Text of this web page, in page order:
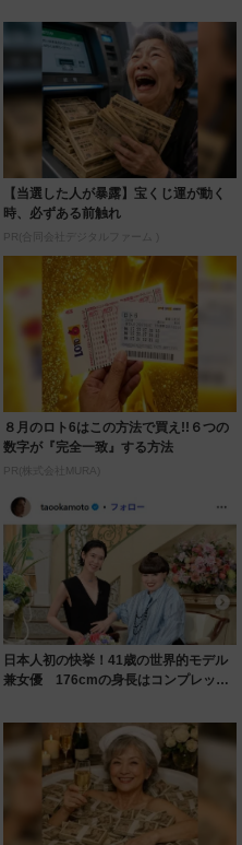
【当選した人が暴露】宝くじ運が動く
時、必ずある前触れ
PR(合同会社デジタルファーム )
８月のロト6はこの方法で買え!!６つの
数字が『完全一致』する方法
PR(株式会社MURA)
日本人初の快挙！41歳の世界的モデル
兼女優 176cmの身長はコンプレック